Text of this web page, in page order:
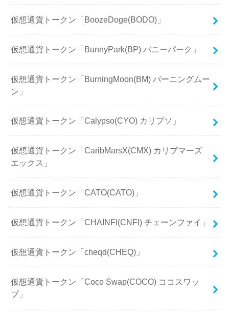
仮想通貨トークン「BoozeDoge(BODO)」
仮想通貨トークン「BunnyPark(BP) バニーパーク」
仮想通貨トークン「BurningMoon(BM) バーニングムー
ン」
仮想通貨トークン「Calypso(CYO) カリプソ」
仮想通貨トークン「CaribMarsX(CMX) カリブマーズ
エックス」
仮想通貨トークン「CATO(CATO)」
仮想通貨トークン「CHAINFI(CNFI) チェーンファイ」
仮想通貨トークン「cheqd(CHEQ)」
仮想通貨トークン「Coco Swap(COCO) ココスワッ
プ」